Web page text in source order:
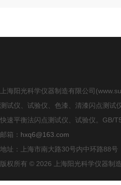
上海阳光科学仪器制造有限公司
测试仪、试验仪、色漆、清漆闪点测试
快速平衡法闪点测试仪、试验仪。GB/
邮箱： hxq6@163.com
地址：上海市南大路30号内中环路88号
版权所有 © 2026 上海阳光科学仪器制